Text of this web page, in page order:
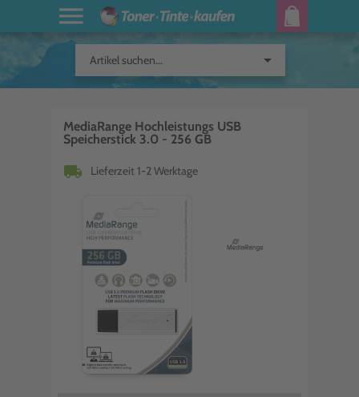
Artikel suchen... arrow_drop_down
MediaRange Hochleistungs USB
Speicherstick 3.0 - 256 GB
local_shipping Lieferzeit 1-2 Werktage